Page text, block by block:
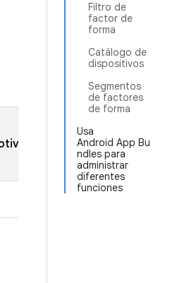
Filtro de
factor de
forma
Catálogo de
dispositivos
Segmentos
de factores
de forma
Usa
Android App Bu
ndles para
administrar
diferentes
funciones
ChromeOS